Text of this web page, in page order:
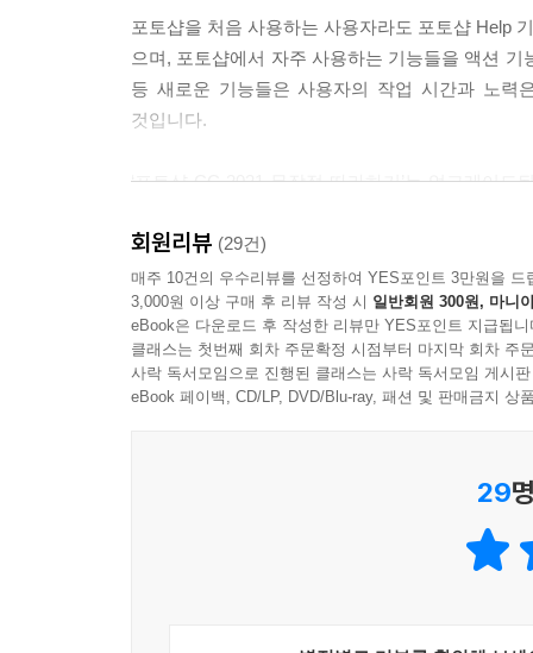
PART 6. 패스와 문자 사용하기
01 | 자유자재로 패스 그리기 → 펜 도구 / Paths 패
1 펜 도구 알아보기
3 Paths 패널 기능 알아보기
5 펜 도구로 선택 영역 지정하기
6 펜 도구로 일러스트 그리기
7 곡률 펜 도구로 방향선 없이 패스 만들기
02 | 도형 그리기 → 셰이프 도구
1 셰이프 도구 살펴보기
5 사용자 셰이프를 이용한 실루엣 이미지 만들기
6 셰이프 그룹과 연산을 이용한 밤하늘 이미지 연
포토샵을 처음 사용하는 사용자라도 포토샵 Help
으며, 포토샵에서 자주 사용하는 기능들을 액션
등 새로운 기능들은 사용자의 작업 시간과 노력
것입니다.
‘포토샵 CC 2021 무작정 따라하기’는 업그레이
실무 예제를 통해 제대로 배워 바로 활용할 수 있게
효율적인 학습을 위해 네이버 지식iN, 실무 카페,
있으며, 사용자의 편의를 위해 학습 시 원하는
표시하였습니다.
포토샵과 일러스트레이터를 다룰 수 있지만 실제
회원리뷰 (29건)
매주 10건의 우수리뷰를 선정하여 YES포인트 3만원을 드
3,000원 이상 구매 후 리뷰 작성 시 일반회원 300원, 마니
eBook은 다운로드 후 작성한 리뷰만 YES포인트 지급됩니
클래스는 첫번째 회차 주문확정 시점부터 마지막 회차 주
사락 독서모임으로 진행된 클래스는 사락 독서모임 게시
eBook 페이백, CD/LP, DVD/Blu-ray, 패션 및 판매금지 상
29